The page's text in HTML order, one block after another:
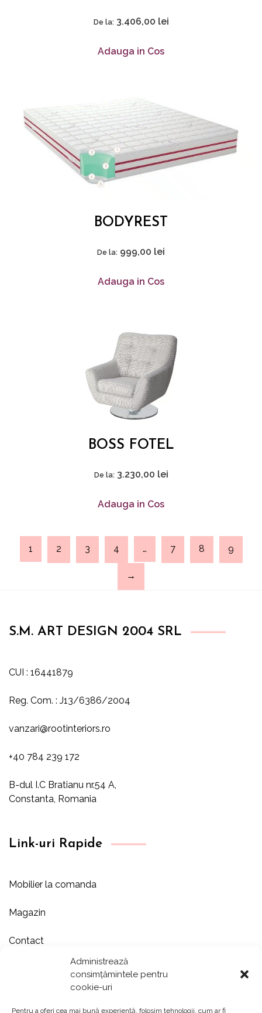
Administrează
consimțămintele pentru
cookie-uri
Pentru a oferi cea mai bună experiență, folosim tehnologii, cum ar fi
De la: 3.406,00 lei
Adauga in Cos
BODYREST
De la: 999,00 lei
Adauga in Cos
BOSS FOTEL
De la: 3.230,00 lei
Adauga in Cos
1 2 3 4 … 7 8 9
→
S.M. ART DESIGN 2004 SRL
CUI : 16441879
Reg. Com. : J13/6386/2004
vanzari@rootinteriors.ro
+40 784 239 172
B-dul I.C Bratianu nr.54 A,
Constanta, Romania
Link-uri Rapide
Mobilier la comanda
Magazin
Contact